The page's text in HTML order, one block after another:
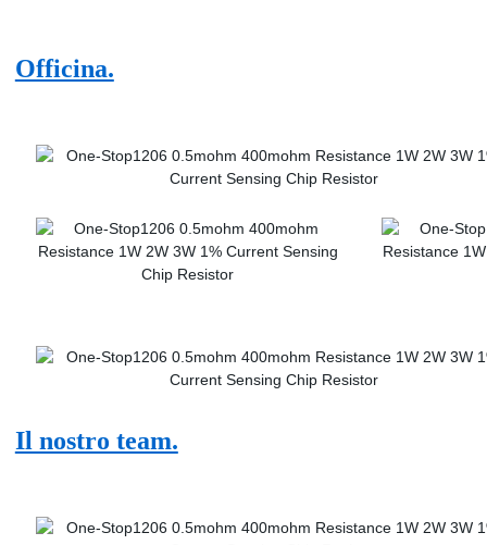
Officina.
Il nostro team.